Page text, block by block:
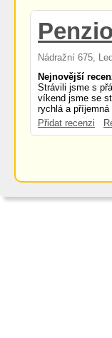
Nádražní 675,
Nejnovější
Strávili jsme s
víkend jsme se
rychlá a
Přidat recenzi